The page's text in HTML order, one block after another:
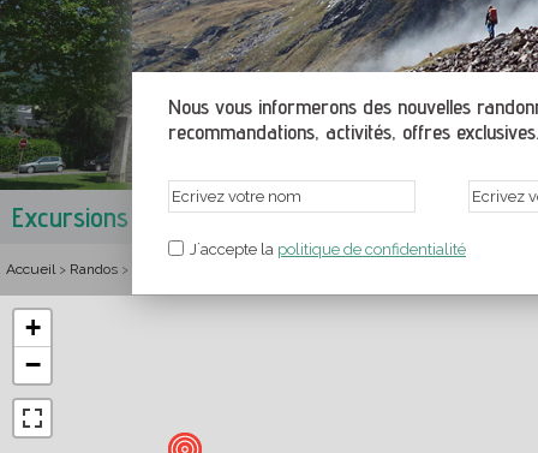
Nous vous informerons des nouvelles
recommandations, activités, offres
J´accepte la politique de confidentialité
Excursions à Saint-Lary-Soulan
Accueil> Randos >
+
−